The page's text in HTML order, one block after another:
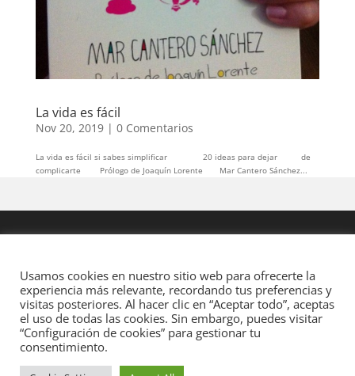
La vida es fácil
Nov 20, 2019| 0 Comentarios
La vida es fácil si sabes simplificar 20 ideas para dejar de
complicarte Prólogo de Joaquín Lorente Mar Cantero Sánchez...
Usamos cookies en nuestro sitio web para ofrecerte la
experiencia más relevante, recordando tus preferencias y
visitas posteriores. Al hacer clic en “Aceptar todo”, aceptas
el uso de todas las cookies. Sin embargo, puedes visitar
“Configuración de cookies” para gestionar tu
consentimiento.